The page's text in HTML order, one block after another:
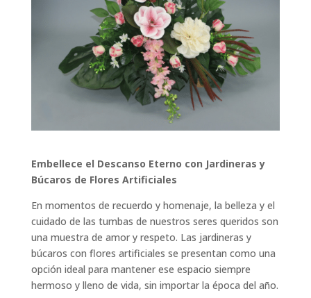
Embellece el Descanso Eterno con Jardineras y
Búcaros de Flores Artificiales
En momentos de recuerdo y homenaje, la belleza y el
cuidado de las tumbas de nuestros seres queridos son
una muestra de amor y respeto. Las jardineras y
búcaros con flores artificiales se presentan como una
opción ideal para mantener ese espacio siempre
hermoso y lleno de vida, sin importar la época del año.